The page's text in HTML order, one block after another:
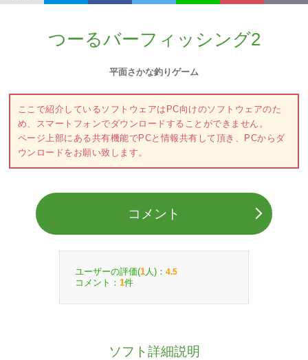
つーるバーフィッシング2
平面さかな釣りゲーム
ここで紹介しているソフトウェアはPC向けのソフトウェアのた
め、スマートフォンでダウンロードすることができません。
ページ上部にある共有機能でPCと情報共有して頂き、PCからダ
ウンロードをお願い致します。
コメント
ユーザーの評価(1 人)： 4.5
コメント： 1件
ソフト詳細説明